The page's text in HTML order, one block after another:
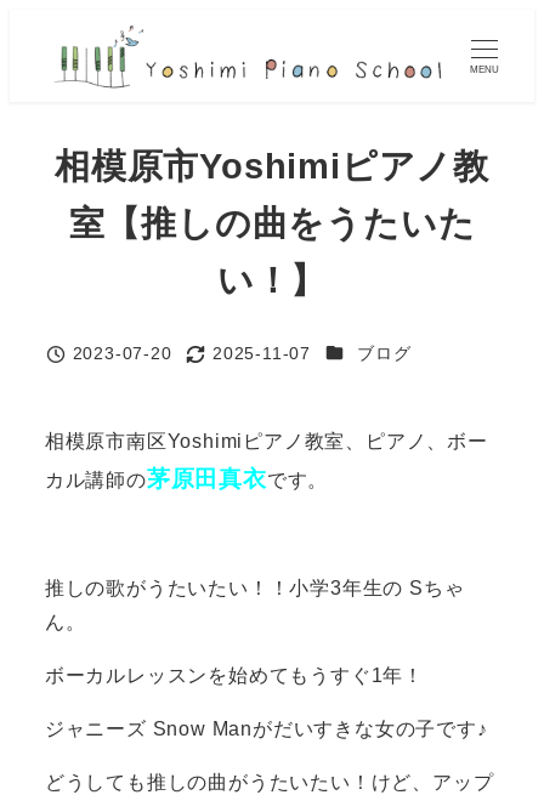
MENU
相模原市Yoshimiピアノ教
室【推しの曲をうたいた
い！】
投稿日
2023-07-20
更新日
2025-11-07 カテゴリー
ブログ
相模原市南区Yoshimiピアノ教室、ピアノ、ボー
カル講師の茅原田真衣です。
推しの歌がうたいたい！！小学3年生の Sちゃ
ん。
ボーカルレッスンを始めてもうすぐ1年！
ジャニーズ Snow Manがだいすきな女の子です♪
どうしても推しの曲がうたいたい！けど、アップ